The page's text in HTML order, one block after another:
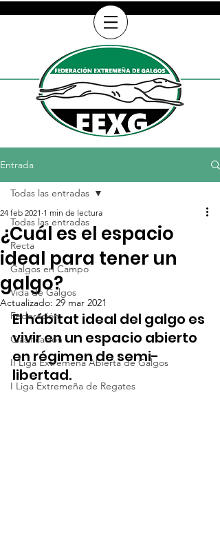
Entrada
Todas las entradas
Recta
Galgos en Campo
Vida de Galgos
Federación
Clasificación
II Liga Extremeña Abierta de Galgos
I Liga Extremeña de Regates
Todas las entradas
¿Cuál es el espacio
ideal para tener un
galgo?
24 feb 2021 1 min de lectura
Actualizado: 29 mar 2021
El hábitat ideal del galgo es
vivir en un espacio abierto
en régimen de semi-
libertad.